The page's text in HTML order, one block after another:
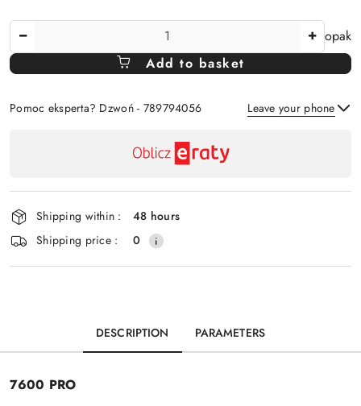
Of
opak
Add to basket
Pomoc eksperta? Dzwoń - 789794056 Leave your phone
and
delivery
Shipping within :
48 hours
Shipping price :
0
DESCRIPTION PARAMETERS
7600 PRO